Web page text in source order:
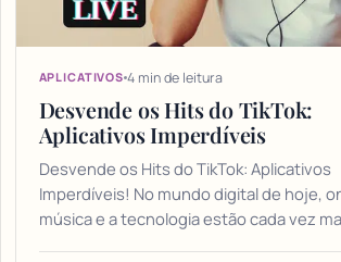
APLICATIVOS 4 min de leitura
Desvende os Hits do TikTok:
Aplicativos Imperdíveis
Desvende os Hits do TikTok: Aplicativos
Imperdíveis! No mundo digital de hoje,
música e a tecnologia estão cada vez